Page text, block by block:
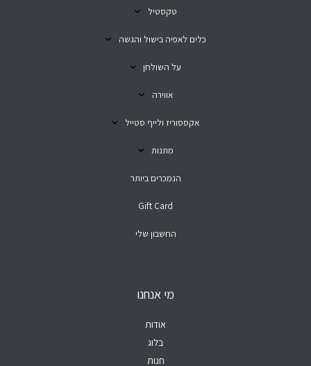
טקסטיל
כלים לאפיה בישול והגשה
על השולחן
אווירה
אקססוריז ולייף סטייל
מתנות
הנמכרים ביותר
Gift Card
החשבון שלי
מי אנחנו
אודות
בלוג
חנות